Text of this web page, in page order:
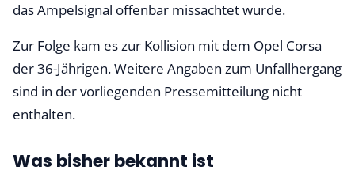
das Ampelsignal offenbar missachtet wurde.
Zur Folge kam es zur Kollision mit dem Opel Corsa
der 36-Jährigen. Weitere Angaben zum Unfallhergang
sind in der vorliegenden Pressemitteilung nicht
enthalten.
Was bisher bekannt ist